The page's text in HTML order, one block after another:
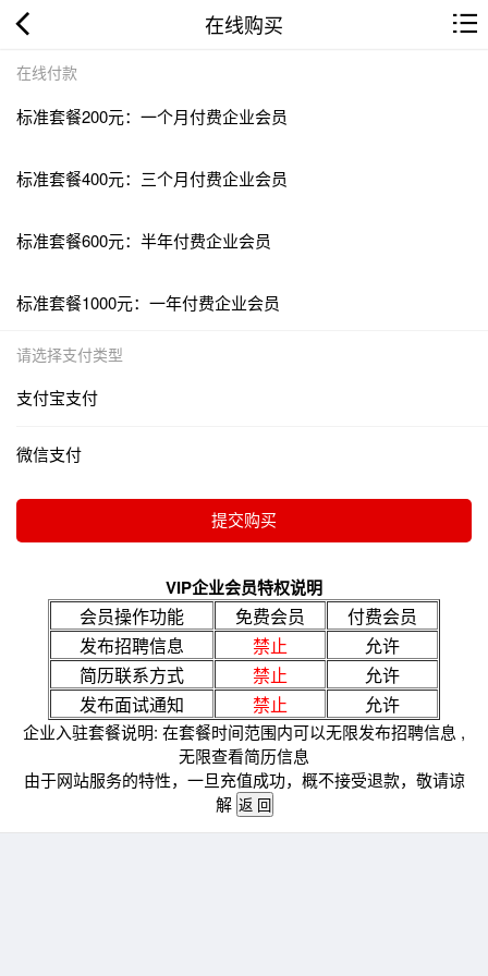
在线购买
在线付款
标准套餐200元：一个月付费企业会员
标准套餐400元：三个月付费企业会员
标准套餐600元：半年付费企业会员
标准套餐1000元：一年付费企业会员
请选择支付类型
支付宝支付
微信支付
VIP企业会员特权说明
会员操作功能 免费会员
付费会员
发布招聘信息
禁止
允许
简历联系方式
禁止
允许
发布面试通知
禁止 允许
企业入驻套餐说明: 在套餐时间范围内可以无限发布招聘信息 ,
无限查看简历信息
由于网站服务的特性，一旦充值成功，概不接受退款，敬请谅
解